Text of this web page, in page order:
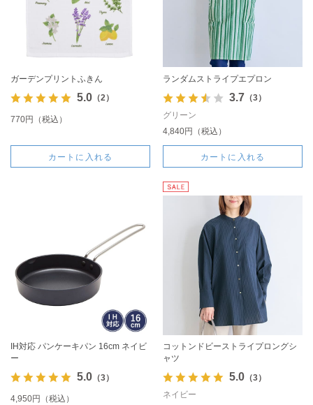
ガーデンプリントふきん
5.0（2）
770円（税込）
カートに入れる
ランダムストライプエプロン
3.7 （3）
グリーン
4,840円（税込）
カートに入れる
IH対応 パンケーキパン 16cm ネイビ
ー
5.0（3）
4,950円（税込）
コットンドビーストライプロングシ
ャツ
5.0（3）
ネイビー